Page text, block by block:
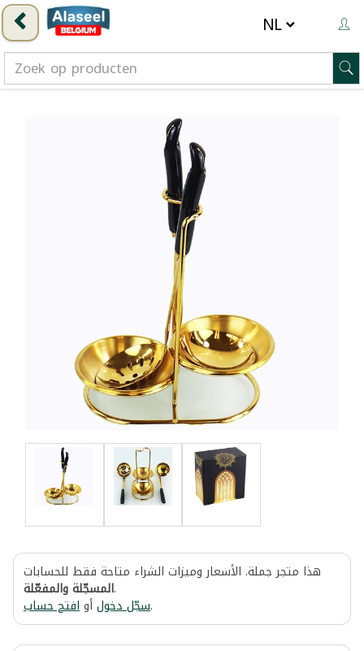
هذا متجر جملة. الأسعار وميزات الشراء متاحة فقط للحسابات
المسجّلة والمفعّلة.
سجّل دخولأوافتح حساب .